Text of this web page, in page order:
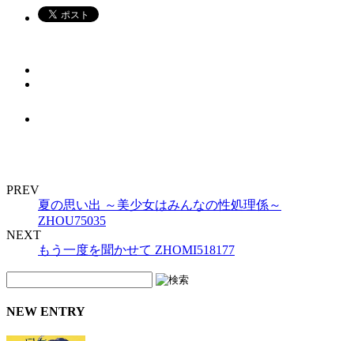
PREV
夏の思い出 ～美少女はみんなの性処理係～
ZHOU75035
NEXT
もう一度を聞かせて ZHOMI518177
NEW ENTRY